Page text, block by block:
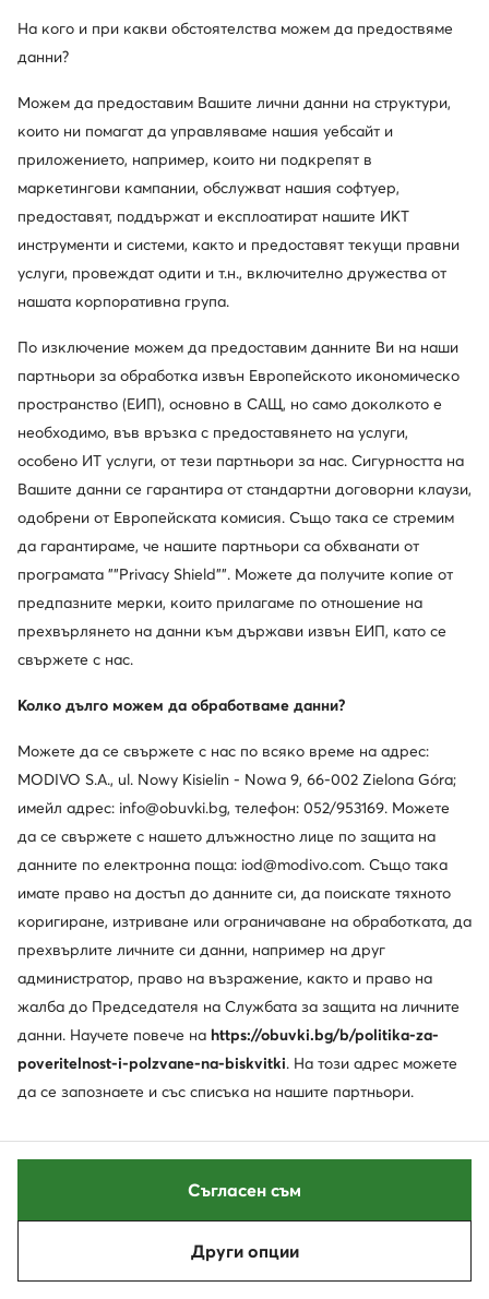
Guess
54,99€
Guess
Бандана · Кафяв
34,99€
Liu Jo
Шал · Бежов
58,99€
Tommy Hilfiger
Бандана · Тъмносин
54,99€
weCare
Комплект шапка и шал тип комин · Кафяв
12,78
Бандана · Сив
69,99
На кого и при какви обстоятелства можем да предоствяме
данни?
Можем да предоставим Вашите лични данни на структури,
които ни помагат да управляваме нашия уебсайт и
приложението, например, които ни подкрепят в
маркетингови кампании, обслужват нашия софтуер,
предоставят, поддържат и експлоатират нашите ИКТ
инструменти и системи, както и предоставят текущи правни
услуги, провеждат одити и т.н., включително дружества от
нашата корпоративна група.
По изключение можем да предоставим данните Ви на наши
партньори за обработка извън Европейското икономическо
пространство (ЕИП), основно в САЩ, но само доколкото е
необходимо, във връзка с предоставянето на услуги,
особено ИТ услуги, от тези партньори за нас. Сигурността на
Вашите данни се гарантира от стандартни договорни клаузи,
одобрени от Европейската комисия. Също така се стремим
да гарантираме, че нашите партньори са обхванати от
програмата ""Privacy Shield"". Можете да получите копие от
предпазните мерки, които прилагаме по отношение на
прехвърлянето на данни към държави извън ЕИП, като се
свържете с нас.
Колко дълго можем да обработваме данни?
Можете да се свържете с нас по всяко време на адрес:
MODIVO S.A., ul. Nowy Kisielin - Nowa 9, 66-002 Zielona Góra;
имейл адрес: info@obuvki.bg, телефон: 052/953169. Можете
да се свържете с нашето длъжностно лице по защита на
данните по електронна поща: iod@modivo.com. Също така
имате право на достъп до данните си, да поискате тяхното
коригиране, изтриване или ограничаване на обработката, да
прехвърлите личните си данни, например на друг
администратор, право на възражение, както и право на
жалба до Председателя на Службата за защита на личните
данни. Научете повече на https://obuvki.bg/b/politika-za-
poveritelnost-i-polzvane-na-biskvitki. На този адрес можете
да се запознаете и със списъка на нашите партньори.
Други опции
Съгласен съм